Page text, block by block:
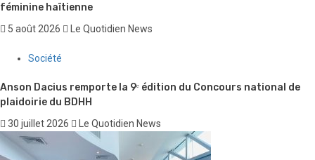
féminine haïtienne
5 août 2026 Le Quotidien News
Société
Anson Dacius remporte la 9ᵉ édition du Concours national de
plaidoirie du BDHH
30 juillet 2026 Le Quotidien News